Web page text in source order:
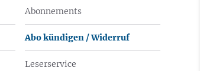
Abonnements
Abo kündigen / Widerruf
Leserservice